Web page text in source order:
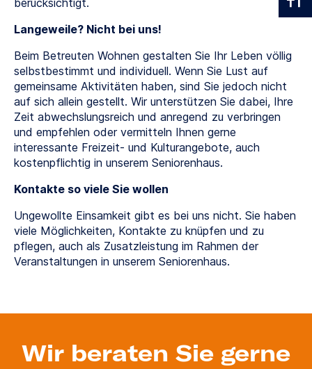
Langeweile? Nicht bei uns!
Beim Betreuten Wohnen gestalten Sie Ihr Leben völlig
selbstbestimmt und individuell. Wenn Sie Lust auf
gemeinsame Aktivitäten haben, sind Sie jedoch nicht
auf sich allein gestellt. Wir unterstützen Sie dabei, Ihre
Zeit abwechslungsreich und anregend zu verbringen
und empfehlen oder vermitteln Ihnen gerne
interessante Freizeit- und Kulturangebote, auch
kostenpflichtig in unserem Seniorenhaus.
Kontakte so viele Sie wollen
Ungewollte Einsamkeit gibt es bei uns nicht. Sie haben
viele Möglichkeiten, Kontakte zu knüpfen und zu
pflegen, auch als Zusatzleistung im Rahmen der
Veranstaltungen in unserem Seniorenhaus.
Wir beraten Sie gerne